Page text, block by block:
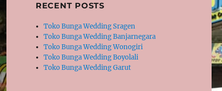
RECENT POSTS
Toko Bunga Wedding Sragen
Toko Bunga Wedding Banjarnegara
Toko Bunga Wedding Wonogiri
Toko Bunga Wedding Boyolali
Toko Bunga Wedding Garut